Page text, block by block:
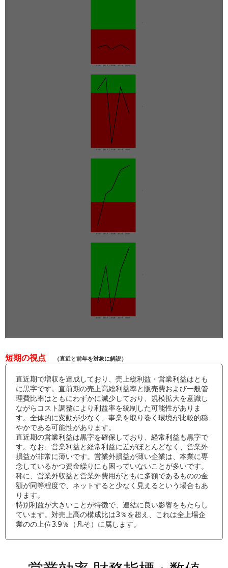
短期の視点 （直近と前年を対象に解説）
直近期で増収を達成しており、売上総利益・営業利益はとも
に黒字です。直前期の売上高総利益率と販売費および一般管
理費比率はともにわずかに減少しており、規模拡大を意識し
ながらコスト調整により利益率を統制した可能性がありま
す。全体的に変動が少なく、事業を取り巻く環境が比較的穏
やかである可能性があります。
直近期の営業利益は黒字を確保しており、経常利益も黒字で
す。なお、営業利益と経常利益に差がほとんどなく、営業外
損益が非常に薄いです。営業外損益が薄い企業は、本業に専
念しているかつ資金繰りにも困っていないことが多いです。
稀に、営業外収益と営業外費用がともに多額であるものの金
額が同等程度で、ネットすると少なく見えるという場合もあ
ります。
特別利益が大きいことが特徴で、連結に良い影響をもたらし
ています。対売上高の構成比は3％を超え、これは全上場企
業のの上位3.9％（凡そ）に属します。